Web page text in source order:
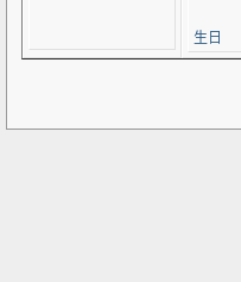
生日